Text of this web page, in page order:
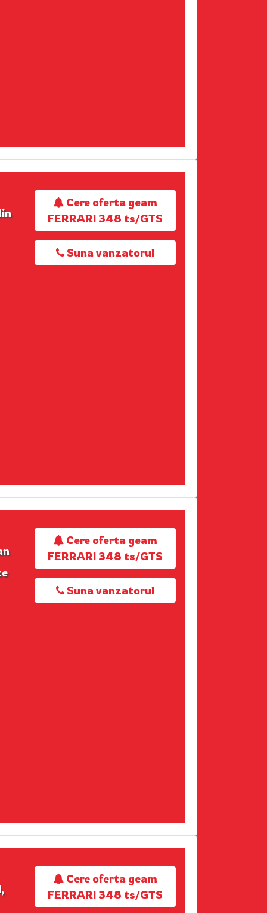
Cere oferta geam
FERRARI 348 ts/GTS
Suna vanzatorul
Cere oferta geam
FERRARI 348 ts/GTS
Suna vanzatorul
Cere oferta geam
FERRARI 348 ts/GTS